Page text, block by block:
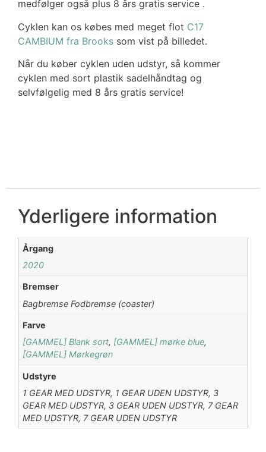
medfølger også plus 8 års gratis service .
Cyklen kan os købes med meget flot C17
CAMBIUM fra Brooks som vist på billedet.
Når du køber cyklen uden udstyr, så kommer
cyklen med sort plastik sadelhåndtag og
selvfølgelig med 8 års gratis service!
Yderligere information
Årgang
2020
Bremser
Bagbremse Fodbremse (coaster)
Farve
[GAMMEL] Blank sort, [GAMMEL] mørke blue,
[GAMMEL] Mørkegrøn
Udstyre
1 GEAR MED UDSTYR, 1 GEAR UDEN UDSTYR, 3
GEAR MED UDSTYR, 3 GEAR UDEN UDSTYR, 7 GEAR
MED UDSTYR, 7 GEAR UDEN UDSTYR